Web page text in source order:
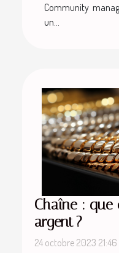
Community
un...
Chaîne : que
argent ?
24 octobre 2023 21:46